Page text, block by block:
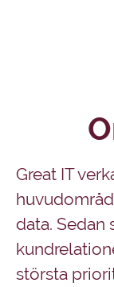
Great IT
data. Sedan
största